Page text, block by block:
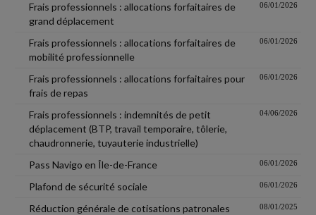
Frais professionnels : allocations forfaitaires de
grand déplacement
06/01/2026
Frais professionnels : allocations forfaitaires de
mobilité professionnelle
06/01/2026
Frais professionnels : allocations forfaitaires pour
frais de repas
06/01/2026
Frais professionnels : indemnités de petit
déplacement (BTP, travail temporaire, tôlerie,
chaudronnerie, tuyauterie industrielle)
04/06/2026
Pass Navigo en Île-de-France 06/01/2026
Plafond de sécurité sociale 06/01/2026
Réduction générale de cotisations patronales 08/01/2025